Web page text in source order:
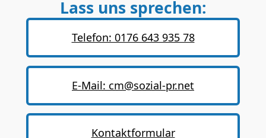
Lass uns sprechen:
Telefon: 0176 643 935 78
E-Mail: cm@sozial-pr.net
Kontaktformular